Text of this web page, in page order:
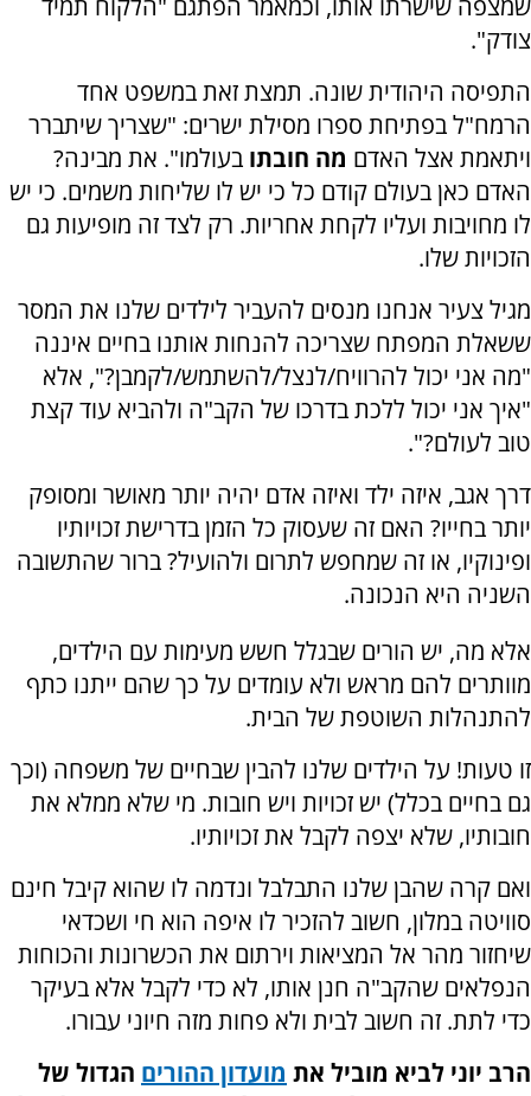
שמצפה שישרתו אותו, וכמאמר הפתגם "הלקוח תמיד
צודק".
התפיסה היהודית שונה. תמצת זאת במשפט אחד
הרמח"ל בפתיחת ספרו מסילת ישרים: "שצריך שיתברר
ויתאמת אצל האדם מה חובתו בעולמו". את מבינה?
האדם כאן בעולם קודם כל כי יש לו שליחות משמים. כי יש
לו מחויבות ועליו לקחת אחריות. רק לצד זה מופיעות גם
הזכויות שלו.
מגיל צעיר אנחנו מנסים להעביר לילדים שלנו את המסר
ששאלת המפתח שצריכה להנחות אותנו בחיים איננה
"מה אני יכול להרוויח/לנצל/להשתמש/לקמבן?", אלא
"איך אני יכול ללכת בדרכו של הקב"ה ולהביא עוד קצת
טוב לעולם?".
דרך אגב, איזה ילד ואיזה אדם יהיה יותר מאושר ומסופק
יותר בחייו? האם זה שעסוק כל הזמן בדרישת זכויותיו
ופינוקיו, או זה שמחפש לתרום ולהועיל? ברור שהתשובה
השניה היא הנכונה.
אלא מה, יש הורים שבגלל חשש מעימות עם הילדים,
מוותרים להם מראש ולא עומדים על כך שהם ייתנו כתף
להתנהלות השוטפת של הבית.
זו טעות! על הילדים שלנו להבין שבחיים של משפחה (וכך
גם בחיים בכלל) יש זכויות ויש חובות. מי שלא ממלא את
חובותיו, שלא יצפה לקבל את זכויותיו.
ואם קרה שהבן שלנו התבלבל ונדמה לו שהוא קיבל חינם
סוויטה במלון, חשוב להזכיר לו איפה הוא חי ושכדאי
שיחזור מהר אל המציאות וירתום את הכשרונות והכוחות
הנפלאים שהקב"ה חנן אותו, לא כדי לקבל אלא בעיקר
כדי לתת. זה חשוב לבית ולא פחות מזה חיוני עבורו.
הרב יוני לביא מוביל את מועדון ההורים הגדול של